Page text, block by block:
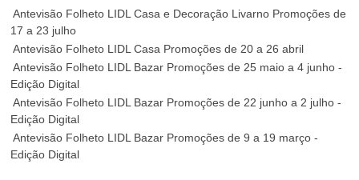
Antevisão Folheto LIDL Casa e Decoração Livarno Promoções de
17 a 23 julho
Antevisão Folheto LIDL Casa Promoções de 20 a 26 abril
Antevisão Folheto LIDL Bazar Promoções de 25 maio a 4 junho -
Edição Digital
Antevisão Folheto LIDL Bazar Promoções de 22 junho a 2 julho -
Edição Digital
Antevisão Folheto LIDL Bazar Promoções de 9 a 19 março -
Edição Digital